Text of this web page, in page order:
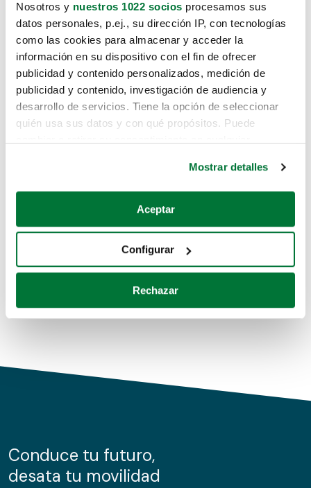
Nosotros y nuestros 1022 socios procesamos sus
datos personales, p.ej., su dirección IP, con tecnologías
como las cookies para almacenar y acceder la
información en su dispositivo con el fin de ofrecer
publicidad y contenido personalizados, medición de
publicidad y contenido, investigación de audiencia y
desarrollo de servicios. Tiene la opción de seleccionar
quién usa sus datos y con qué propósitos. Puede
Si lo permite, también quisiéramos:
Recopilar información sobre su ubicación geográfica
Identificar su dispositivo analizándolo activamente
para buscar características específicas (huellas
Obtenga más información sobre cómo se procesan sus
de cookies.
información sobre el uso que haga del sitio web con
nuestros partners de redes sociales, publicidad y análisis
Mostrar detalles
Aceptar
Configurar
Rechazar
Lo sentimos, no sabemos como
te hemos traido hasta aquí.
Pero puedes encontrar el coche que estás
buscando en alguno de estos enlaces:
Coches de segunda mano
Coches de km0
Conduce tu futuro,
desata tu movilidad